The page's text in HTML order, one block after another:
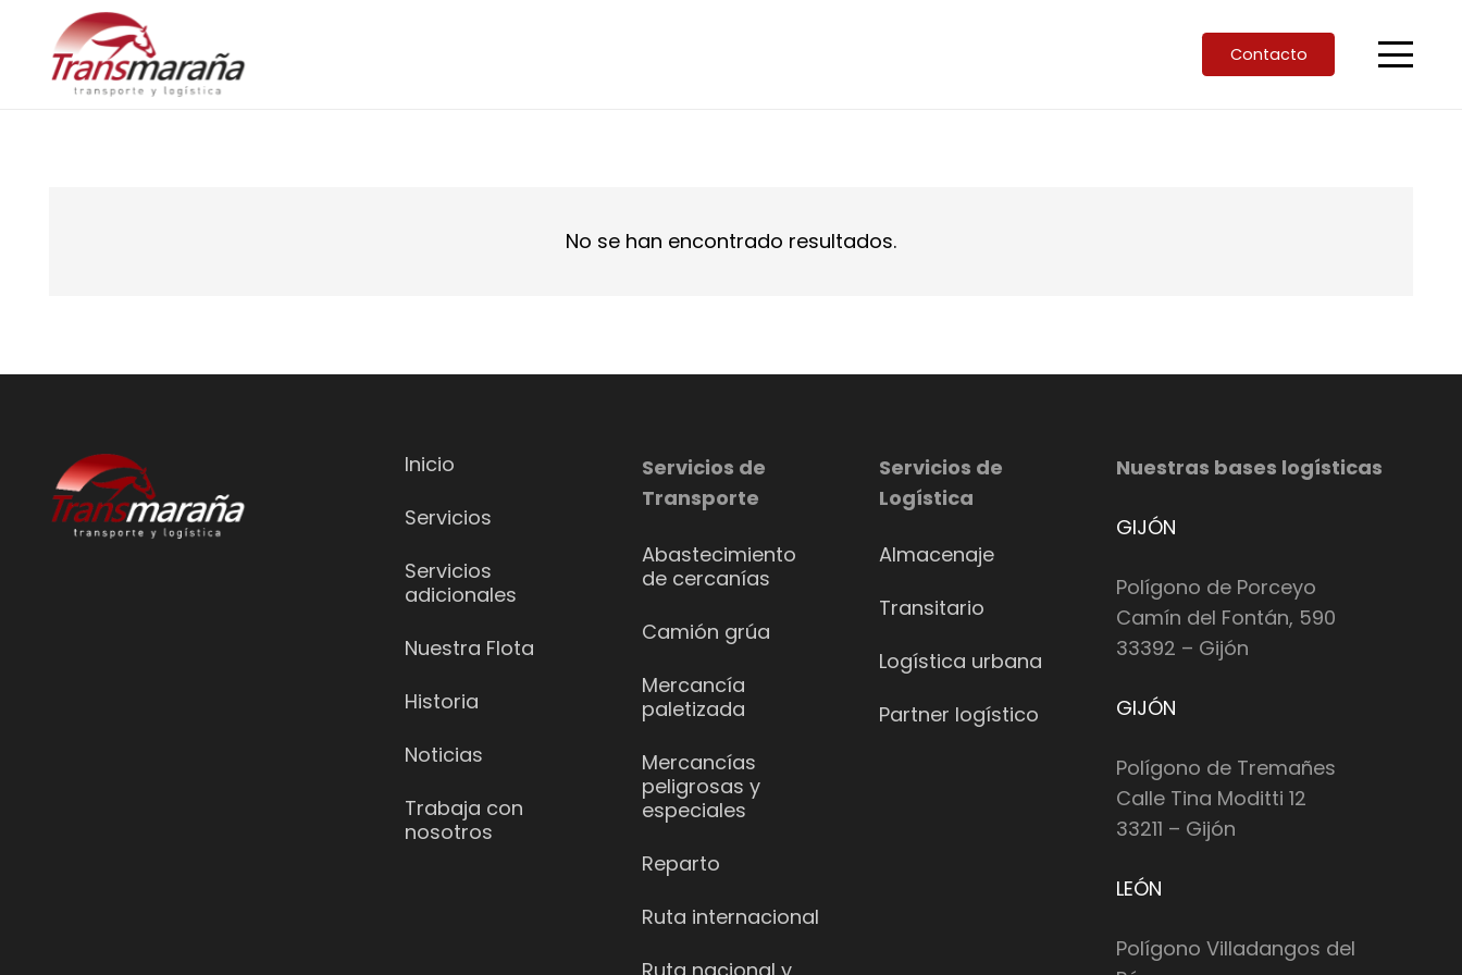
Contacto
No se han encontrado resultados.
Inicio
Servicios
Servicios
adicionales
Nuestra Flota
Historia
Noticias
Trabaja con
nosotros
Servicios de
Transporte
Abastecimiento
de cercanías
Camión grúa
Mercancía
paletizada
Mercancías
peligrosas y
especiales
Reparto
Ruta internacional
Servicios de
Logística
Almacenaje
Transitario
Logística urbana
Partner logístico
Nuestras bases logísticas
GIJÓN
Polígono de Porceyo
Camín del Fontán, 590
33392 – Gijón
GIJÓN
Polígono de Tremañes
Calle Tina Moditti 12
33211 – Gijón
LEÓN
Polígono Villadangos del